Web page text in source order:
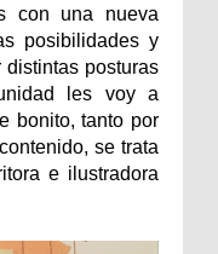
con una nueva
posibilidades y
distintas posturas
les voy a
bonito, tanto por
se trata
e ilustradora